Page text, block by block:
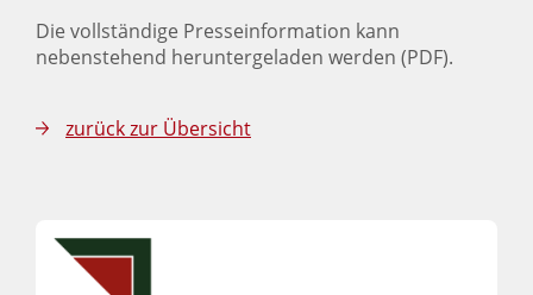
Die vollständige Presseinformation kann
nebenstehend heruntergeladen werden (PDF).
zurück zur Übersicht